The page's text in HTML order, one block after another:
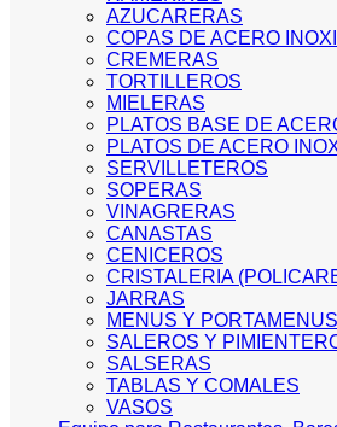
AZUCARERAS
COPAS DE ACERO
CREMERAS
TORTILLEROS
MIELERAS
PLATOS BASE DE
PLATOS DE ACERO
SERVILLETEROS
SOPERAS
VINAGRERAS
CANASTAS
CENICEROS
CRISTALERIA
JARRAS
MENUS Y PORTAMENUS
SALEROS Y
SALSERAS
TABLAS Y COMALES
VASOS